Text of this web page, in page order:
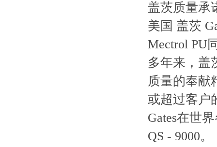
盖茨质量承
美国 盖茨
Mectrol PU
多年来，盖
质量的奉献
或超过客户
Gates在世
QS - 9000。